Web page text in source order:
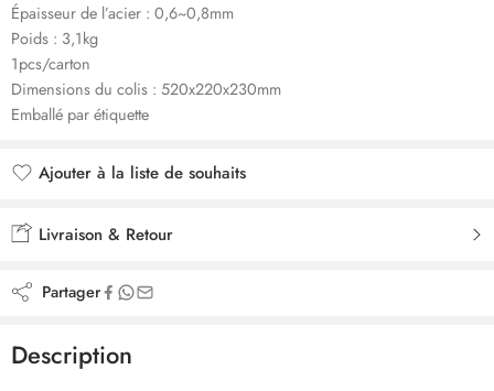
Épaisseur de l’acier : 0,6~0,8mm
Poids : 3,1kg
1pcs/carton
Dimensions du colis : 520x220x230mm
Emballé par étiquette
Ajouter à la liste de souhaits
Livraison & Retour
Partager
Description